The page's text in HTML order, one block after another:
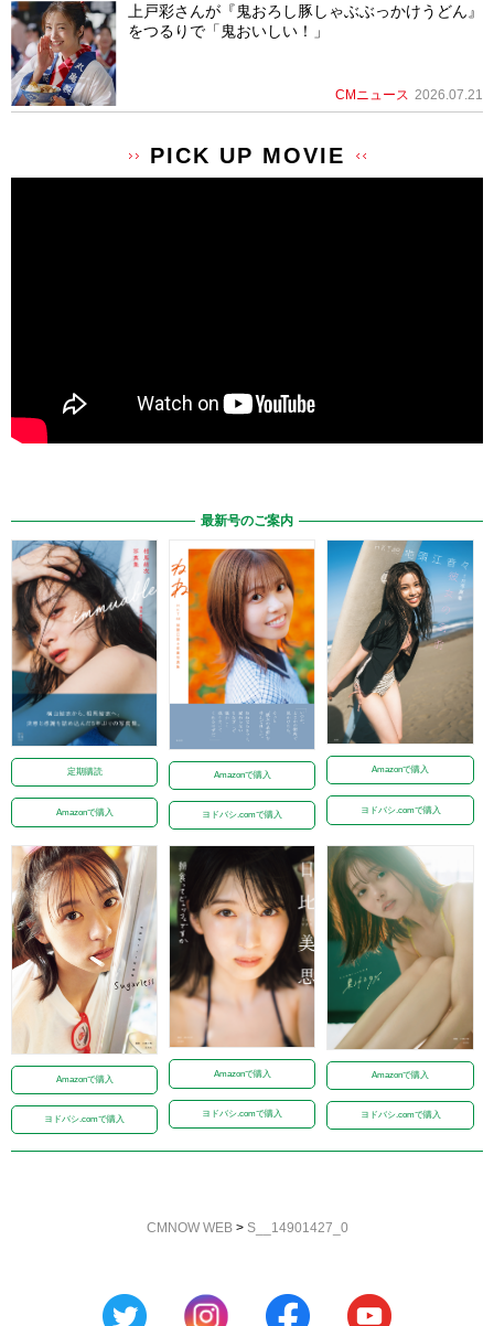
上戸彩さんが『鬼おろし豚しゃぶぶっかけうどん』
をつるりで「鬼おいしい！」
CMニュース 2026.07.21
PICK UP MOVIE
最新号のご案内
定期購読
Amazonで購入
Amazonで購入
ヨドバシ.comで購入
Amazonで購入
ヨドバシ.comで購入
Amazonで購入
ヨドバシ.comで購入
Amazonで購入
ヨドバシ.comで購入
Amazonで購入
ヨドバシ.comで購入
CMNOW WEB> S__14901427_0